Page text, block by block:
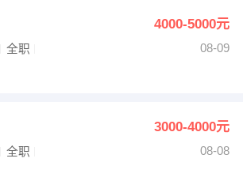
4000-5000元
全职
08-09
3000-4000元
全职
08-08